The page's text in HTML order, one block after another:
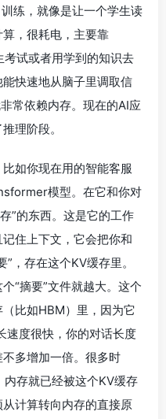
练，就像是让一个学生读
，很耗电，主要靠
试或者用学到的知识去
快速地从脑子里调取信
常依赖内存。现在的AI应
理阶段。
如你现在用的智能客服
模型。在它和你对
”的东西。这是它的工作
住上下文，它会把你和
，存在这个KV缓存里。
“摘要”文件就越大。这个
比如HBM）里，因为它
速度很快，你的对话长度
多增加一倍。很多时
存就已经被这个KV缓存
计算转向内存的直接原